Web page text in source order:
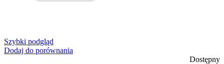
Szybki podgląd
Dodaj do porównania
Dostępny